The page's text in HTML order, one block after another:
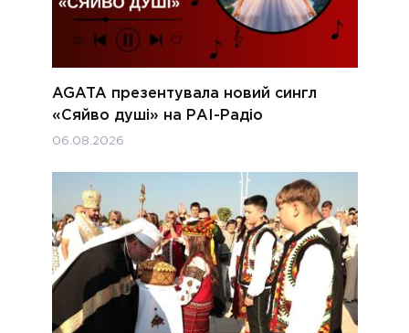
AGATA презентувала новий сингл
«Сяйво душі» на РАІ-Радіо
06.08.2026